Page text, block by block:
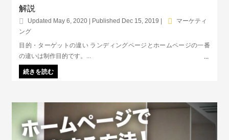
解説
Updated May 6, 2020 | Published Dec 15, 2019 |
マーケティ
ング
目的・ターゲットの違い ランディングページとホームページの一番
の違いは制作目的です。...
続きを読む